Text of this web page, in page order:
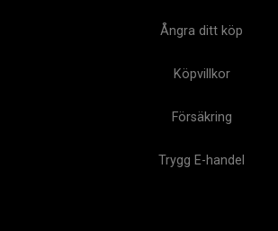
Ångra ditt köp
Köpvillkor
Försäkring
Trygg E-handel